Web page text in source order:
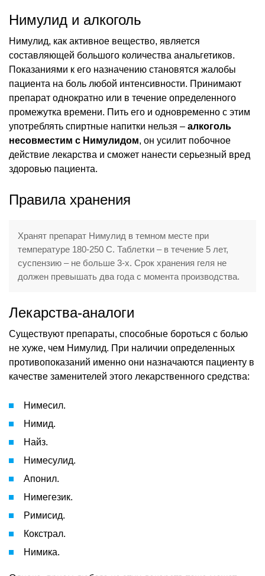
Нимулид и алкоголь
Нимулид, как активное вещество, является
составляющей большого количества анальгетиков.
Показаниями к его назначению становятся жалобы
пациента на боль любой интенсивности. Принимают
препарат однократно или в течение определенного
промежутка времени. Пить его и одновременно с этим
употреблять спиртные напитки нельзя – алкоголь
несовместим с Нимулидом, он усилит побочное
действие лекарства и сможет нанести серьезный вред
здоровью пациента.
Правила хранения
Хранят препарат Нимулид в темном месте при
температуре 180-250 С. Таблетки – в течение 5 лет,
суспензию – не больше 3-х. Срок хранения геля не
должен превышать два года с момента производства.
Лекарства-аналоги
Существуют препараты, способные бороться с болью
не хуже, чем Нимулид. При наличии определенных
противопоказаний именно они назначаются пациенту в
качестве заменителей этого лекарственного средства:
Нимесил.
Нимид.
Найз.
Нимесулид.
Апонил.
Нимегезик.
Римисид.
Кокстрал.
Нимика.